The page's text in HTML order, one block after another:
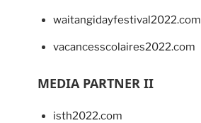
waitangidayfestival2022.com
vacancesscolaires2022.com
MEDIA PARTNER II
isth2022.com